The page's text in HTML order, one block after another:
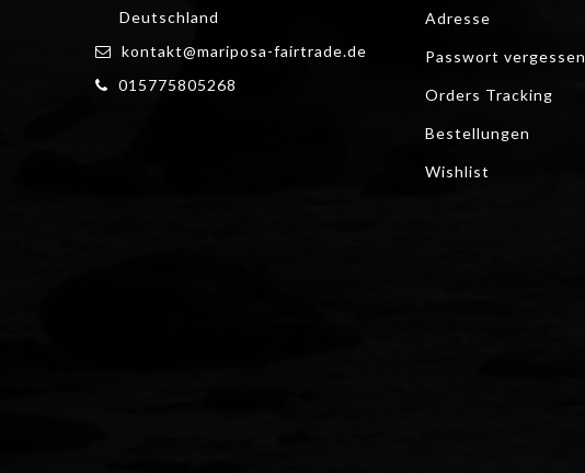
Deutschland
kontakt@mariposa-fairtrade.de
015775805268
Adresse
Passwort vergessen
Orders Tracking
Bestellungen
Wishlist